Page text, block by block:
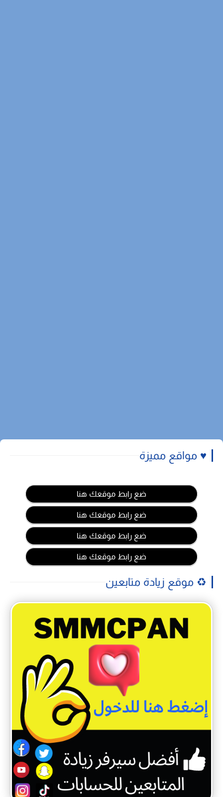
♥️ مواقع مميزة
ضع رابط موقعك هنا
ضع رابط موقعك هنا
ضع رابط موقعك هنا
ضع رابط موقعك هنا
♻️ موقع زيادة متابعين